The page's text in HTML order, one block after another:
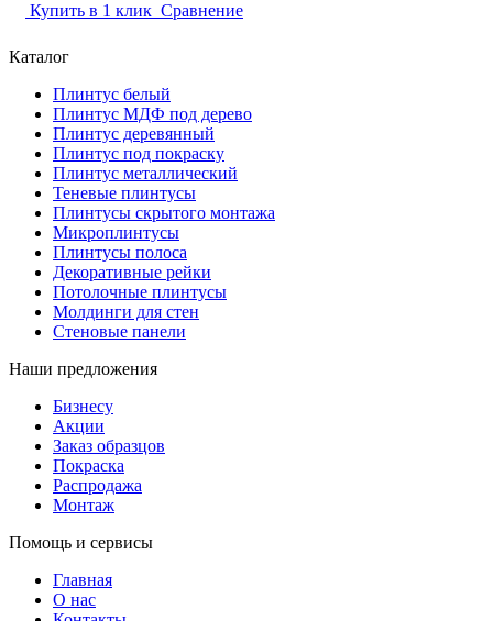
Купить в 1 клик Сравнение
Каталог
Плинтус белый
Плинтус МДФ под дерево
Плинтус деревянный
Плинтус под покраску
Плинтус металлический
Теневые плинтусы
Плинтусы скрытого монтажа
Микроплинтусы
Плинтусы полоса
Декоративные рейки
Потолочные плинтусы
Молдинги для стен
Стеновые панели
Наши предложения
Бизнесу
Акции
Заказ образцов
Покраска
Распродажа
Монтаж
Помощь и сервисы
Главная
О нас